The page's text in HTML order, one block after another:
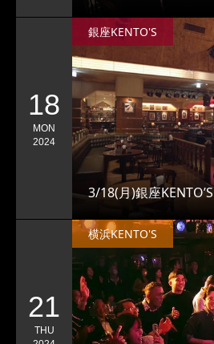
18
MON
2024
3/18(月)銀座KENTO’S
銀座KENTO'S
21
THU
横浜KENTO'S